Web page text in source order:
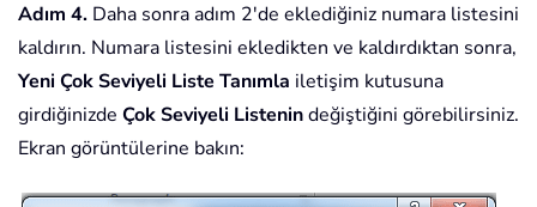
Adım 4. Daha sonra adım 2'de eklediğiniz numara listesini
kaldırın. Numara listesini ekledikten ve kaldırdıktan sonra,
Yeni Çok Seviyeli Liste Tanımla iletişim kutusuna
girdiğinizde Çok Seviyeli Listenindeğiştiğini görebilirsiniz.
Ekran görüntülerine bakın: